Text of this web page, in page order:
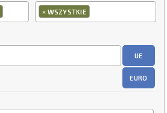
× WSZYSTKIE
UE
EURO